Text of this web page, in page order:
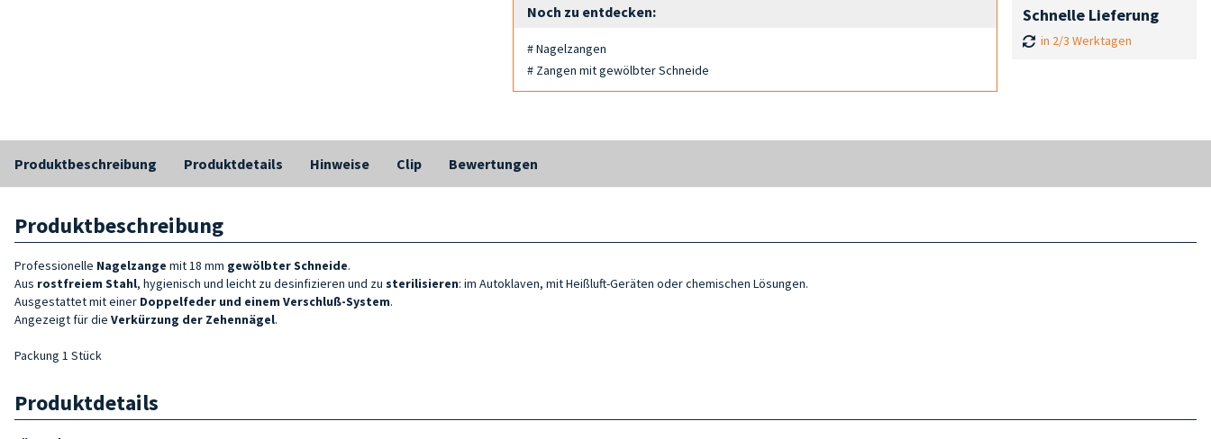
Noch zu entdecken:
# Nagelzangen
# Zangen mit gewölbter Schneide
Schnelle Lieferung
in 2/3 Werktagen
Produktbeschreibung Produktdetails Hinweise Clip Bewertungen
Produktbeschreibung
Professionelle Nagelzange mit 18 mm gewölbter Schneide.
Aus rostfreiem Stahl, hygienisch und leicht zu desinfizieren und zu sterilisieren: im Autoklaven, mitHeißluft-Geräten oder chemischen Lösungen.
Ausgestattet mit einer Doppelfeder und einem Verschluß-System.
Angezeigt für die Verkürzung der Zehennägel.
Packung 1 Stück
Produktdetails